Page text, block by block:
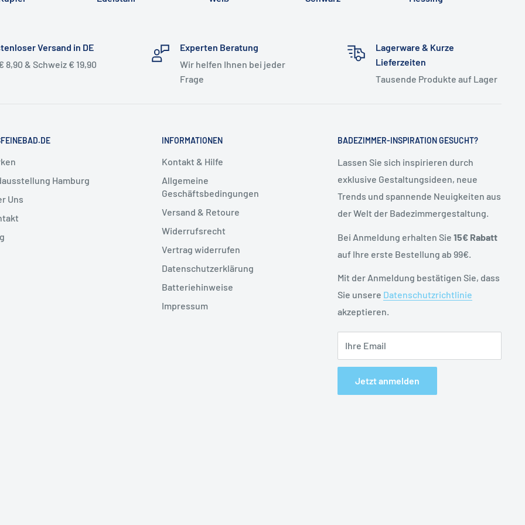
Edelstahl massiv PVD
Oberfläche
Oberfläche
Oberfläche?
Farben und Oberflächen
beliebtesten Varianten.
Farben und PVD Oberflächen
natur" (19) von Vola
mit der Zeit eine gewollte
Bauteilen bestehen, können
ist natürlichen Ursprungs und
Versand in DE
8,90 & Schweiz € 19,90
Experten Beratung
Wir helfen Ihnen bei jeder
Frage
Lagerware & Kurze
Lieferzeiten
Tausende Produkte auf Lager
Hamburg
Uns
INFORMATIONEN
Kontakt & Hilfe
Allgemeine
Geschäftsbedingungen
Versand & Retoure
Widerrufsrecht
Vertrag widerrufen
Datenschutzerklärung
Batteriehinweise
Impressum
BADEZIMMER-INSPIRATION GESUCHT?
Lassen Sie sich inspirieren durch
exklusive Gestaltungsideen, neue
Trends und spannende Neuigkeiten aus
der Welt der Badezimmergestaltung.
Bei Anmeldung erhalten Sie 15€ Rabatt
auf Ihre erste Bestellung ab 99€.
Mit der Anmeldung bestätigen Sie, dass
Sie unsere Datenschutzrichtlinie
akzeptieren.
Ihre Email
Jetzt anmelden